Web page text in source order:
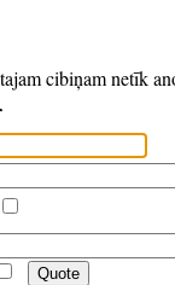
cibiņam netīk